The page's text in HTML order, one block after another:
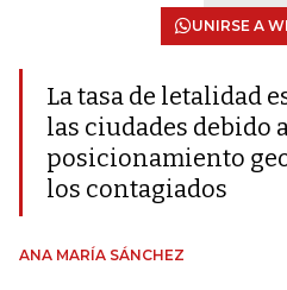
UNIRSE A
La tasa de letalidad
las ciudades debido
posicionamiento
los contagiados
ANA MARÍA SÁNCHEZ